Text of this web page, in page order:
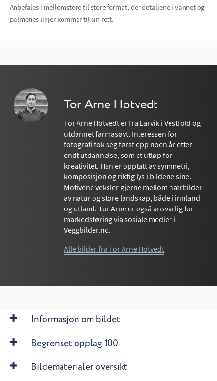
Anbefales i mellomstore til store format, der detaljene i vannet og
palmenes linjer kommer til sin rett.
Tor Arne Hotvedt
Tor Arne Hotvedt er fra Larvik i Vestfold og
utdannet farmasøyt. Interessen for
fotografi tok seg først opp noen år etter
endt utdannelse, som et utløp for
kreativitet. Han er opptatt av symmetri,
komposisjon og riktig lys i bildene sine.
Motivene veksler gjerne mellom nærbilder
av natur og store landskap, både i innland
og utland. Tor Arne er også ansvarlig for
markedsføring via sosiale medier i
Veggbilder.no.
Alle bilder fra Tor Arne Hotvedt
Informasjon om bildet
Begrenset opplag 100
Bildematerialer oversikt